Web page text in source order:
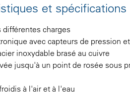
et spécifications
différentes charges
avec capteurs de pression
inoxydable brasé au cuivre
jusqu'à un point de rosée sous
à l'air et à l'eau